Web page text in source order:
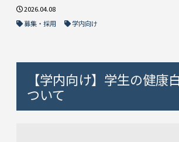
2026.04.08
募集・採用
学内向け
【学内向け】学生の健康
ついて